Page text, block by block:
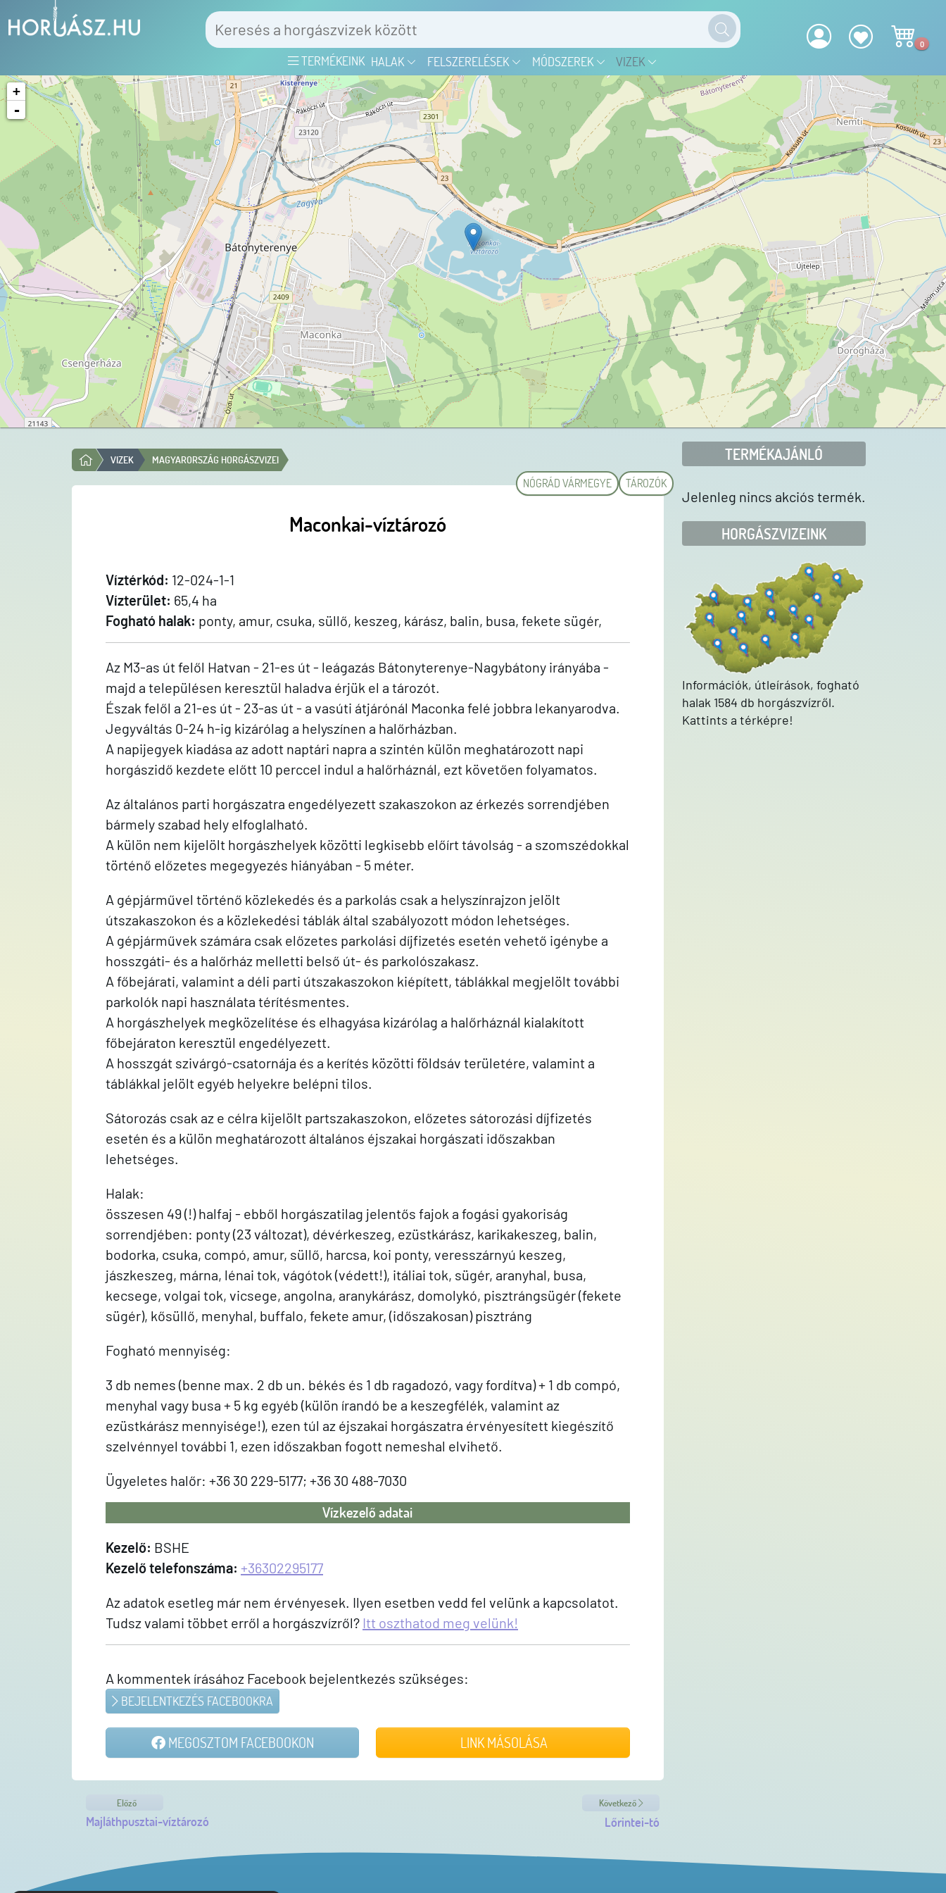
TERMÉKEINK HALAK FELSZERELÉSEK MÓDSZEREK VIZEK
0
+
-
VIZEK MAGYARORSZÁG HORGÁSZVIZEI
NÓGRÁD VÁRMEGYE TÁROZÓK
Maconkai-víztározó
Víztérkód: 12-024-1-1
Vízterület: 65,4 ha
Fogható halak: ponty, amur, csuka, süllő, keszeg, kárász, balin, busa, fekete sügér,
Az M3-as út felől Hatvan - 21-es út - leágazás Bátonyterenye-Nagybátony irányába -
majd a településen keresztül haladva érjük el a tározót.
Észak felől a 21-es út - 23-as út - a vasúti átjárónál Maconka felé jobbra lekanyarodva.
Jegyváltás 0-24 h-ig kizárólag a helyszínen a halőrházban.
A napijegyek kiadása az adott naptári napra a szintén külön meghatározott napi
horgászidő kezdete előtt 10 perccel indul a halőrháznál, ezt követően folyamatos.
Az általános parti horgászatra engedélyezett szakaszokon az érkezés sorrendjében
bármely szabad hely elfoglalható.
A külön nem kijelölt horgászhelyek közötti legkisebb előírt távolság - a szomszédokkal
történő előzetes megegyezés hiányában - 5 méter.
A gépjárművel történő közlekedés és a parkolás csak a helyszínrajzon jelölt
útszakaszokon és a közlekedési táblák által szabályozott módon lehetséges.
A gépjárművek számára csak előzetes parkolási díjfizetés esetén vehető igénybe a
hosszgáti- és a halőrház melletti belső út- és parkolószakasz.
A főbejárati, valamint a déli parti útszakaszokon kiépített, táblákkal megjelölt további
parkolók napi használata térítésmentes.
A horgászhelyek megközelítése és elhagyása kizárólag a halőrháznál kialakított
főbejáraton keresztül engedélyezett.
A hosszgát szivárgó-csatornája és a kerítés közötti földsáv területére, valamint a
táblákkal jelölt egyéb helyekre belépni tilos.
Sátorozás csak az e célra kijelölt partszakaszokon, előzetes sátorozási díjfizetés
esetén és a külön meghatározott általános éjszakai horgászati időszakban
lehetséges.
Halak:
összesen 49 (!) halfaj - ebből horgászatilag jelentős fajok a fogási gyakoriság
sorrendjében: ponty (23 változat), dévérkeszeg, ezüstkárász, karikakeszeg, balin,
bodorka, csuka, compó, amur, süllő, harcsa, koi ponty, veresszárnyú keszeg,
jászkeszeg, márna, lénai tok, vágótok (védett!), itáliai tok, sügér, aranyhal, busa,
kecsege, volgai tok, vicsege, angolna, aranykárász, domolykó, pisztrángsügér (fekete
sügér), kősüllő, menyhal, buffalo, fekete amur, (időszakosan) pisztráng
Fogható mennyiség:
3 db nemes (benne max. 2 db un. békés és 1 db ragadozó, vagy fordítva) + 1 db compó,
menyhal vagy busa + 5 kg egyéb (külön írandó be a keszegfélék, valamint az
ezüstkárász mennyisége!), ezen túl az éjszakai horgászatra érvényesített kiegészítő
szelvénnyel további 1, ezen időszakban fogott nemeshal elvihető.
Ügyeletes halőr: +36 30 229-5177; +36 30 488-7030
Vízkezelő adatai
Kezelő: BSHE
Kezelő telefonszáma: +36302295177
Az adatok esetleg már nem érvényesek. Ilyen esetben vedd fel velünk a kapcsolatot.
Tudsz valami többet erről a horgászvízről? Itt oszthatod meg velünk!
A kommentek írásához Facebook bejelentkezés szükséges:
BEJELENTKEZÉS FACEBOOKRA
MEGOSZTOM FACEBOOKON LINK MÁSOLÁSA
Előző
Majláthpusztai-víztározó
Következő
Lőrintei-tó
TERMÉKAJÁNLÓ
Jelenleg nincs akciós termék.
HORGÁSZVIZEINK
Információk, útleírások, fogható
halak 1584 db horgászvízről.
Kattints a térképre!